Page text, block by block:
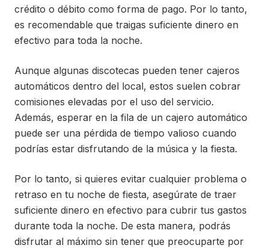
crédito o débito como forma de pago. Por lo tanto,
es recomendable que traigas suficiente dinero en
efectivo para toda la noche.
Aunque algunas discotecas pueden tener cajeros
automáticos dentro del local, estos suelen cobrar
comisiones elevadas por el uso del servicio.
Además, esperar en la fila de un cajero automático
puede ser una pérdida de tiempo valioso cuando
podrías estar disfrutando de la música y la fiesta.
Por lo tanto, si quieres evitar cualquier problema o
retraso en tu noche de fiesta, asegúrate de traer
suficiente dinero en efectivo para cubrir tus gastos
durante toda la noche. De esta manera, podrás
disfrutar al máximo sin tener que preocuparte por